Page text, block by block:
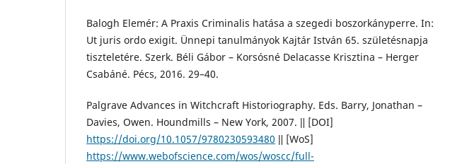
Balogh Elemér: A Praxis Criminalis hatása a szegedi boszorkányperre. In:
Ut juris ordo exigit. Ünnepi tanulmányok Kajtár István 65. születésnapja
tiszteletére. Szerk. Béli Gábor – Korsósné Delacasse Krisztina – Herger
Csabáné. Pécs, 2016. 29–40.
Palgrave Advances in Witchcraft Historiography. Eds. Barry, Jonathan –
Davies, Owen. Houndmills – New York, 2007. ǁ [DOI]
https://doi.org/10.1057/9780230593480 ǁ [WoS]
https://www.webofscience.com/wos/woscc/full-